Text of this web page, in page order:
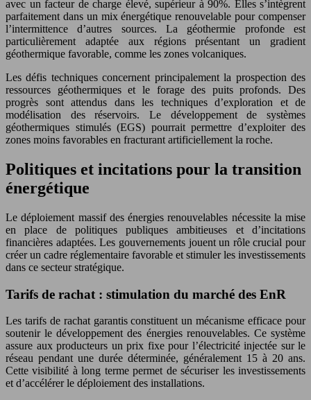
avec un facteur de charge élevé, supérieur à 90%. Elles s’intègrent
parfaitement dans un mix énergétique renouvelable pour compenser
l’intermittence d’autres sources. La géothermie profonde est
particulièrement adaptée aux régions présentant un gradient
géothermique favorable, comme les zones volcaniques.
Les défis techniques concernent principalement la prospection des
ressources géothermiques et le forage des puits profonds. Des
progrès sont attendus dans les techniques d’exploration et de
modélisation des réservoirs. Le développement de systèmes
géothermiques stimulés (EGS) pourrait permettre d’exploiter des
zones moins favorables en fracturant artificiellement la roche.
Politiques et incitations pour la transition
énergétique
Le déploiement massif des énergies renouvelables nécessite la mise
en place de politiques publiques ambitieuses et d’incitations
financières adaptées. Les gouvernements jouent un rôle crucial pour
créer un cadre réglementaire favorable et stimuler les investissements
dans ce secteur stratégique.
Tarifs de rachat : stimulation du marché des EnR
Les tarifs de rachat garantis constituent un mécanisme efficace pour
soutenir le développement des énergies renouvelables. Ce système
assure aux producteurs un prix fixe pour l’électricité injectée sur le
réseau pendant une durée déterminée, généralement 15 à 20 ans.
Cette visibilité à long terme permet de sécuriser les investissements
et d’accélérer le déploiement des installations.